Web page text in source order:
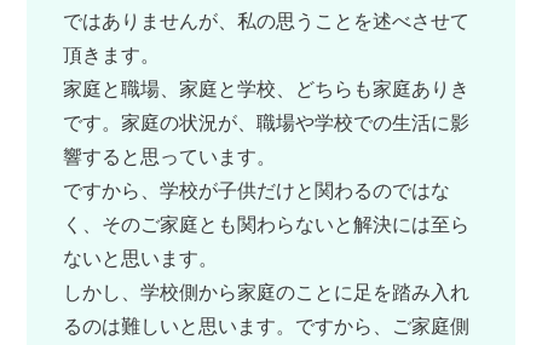
ではありませんが、私の思うことを述べさせて
頂きます。
家庭と職場、家庭と学校、どちらも家庭ありき
です。家庭の状況が、職場や学校での生活に影
響すると思っています。
ですから、学校が子供だけと関わるのではな
く、そのご家庭とも関わらないと解決には至ら
ないと思います。
しかし、学校側から家庭のことに足を踏み入れ
るのは難しいと思います。ですから、ご家庭側